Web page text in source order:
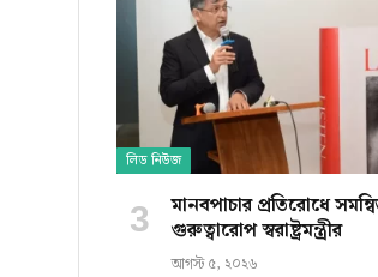
লিড নিউজ
মানবপাচার প্রতিরোধে
গুরুত্বারোপ স্বরাষ্ট্রমন্ত্রীর
আগস্ট ৫, ২০২৬